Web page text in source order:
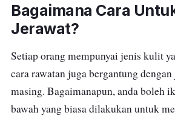
Selain itu, ubat ini tidak
kimia yang
merosakkan kulit anda seperti
Harga ubat jerawat ini juga
akan dapat jumlah ubat atau
20g untuk digunakan.
Bagaimana Cara
Jerawat?
Setiap orang mempunyai jenis kulit
cara rawatan juga bergantung
masing. Bagaimanapun, anda boleh
bawah yang biasa dilakukan untuk